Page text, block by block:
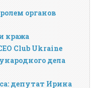
органов
кража
Club Ukraine
дела
депутат Ирина